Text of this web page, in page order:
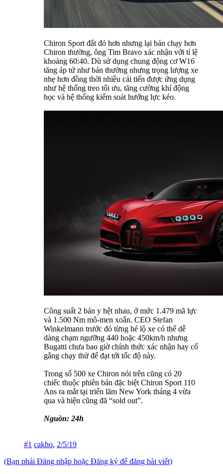
Chiron Sport đắt đỏ hơn nhưng lại bán chạy hơn
Chiron thường, ông Tim Bravo xác nhận với tỉ lệ
khoảng 60:40. Dù sử dụng chung động cơ W16
tăng áp tứ như bản thường nhưng trọng lượng xe
nhẹ hơn đồng thời nhiều cải tiến được ứng dụng
như hệ thống treo tối ưu, tăng cường khí động
học và hệ thống kiểm soát hướng lực kéo.
Công suất 2 bản y hệt nhau, ở mức 1.479 mã lực
và 1.500 Nm mô-men xoắn. CEO Stefan
Winkelmann trước đó từng hé lộ xe có thể dễ
dàng chạm ngưỡng 440 hoặc 450km/h nhưng
Bugatti chưa bao giờ chính thức xác nhận hay cố
gắng chạy thử để đạt tới tốc độ này.
Trong số 500 xe Chiron nói trên cũng có 20
chiếc thuộc phiên bản đặc biệt Chiron Sport 110
Ans ra mắt tại triển lãm New York tháng 4 vừa
qua và hiện cũng đã “sold out”.
Nguồn: 24h
#1 cakho, 2/5/19
(Bạn phải Đăng nhập hoặc Đăng ký để đăng bài viết)